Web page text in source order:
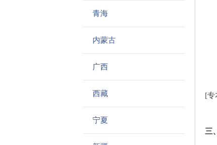
青海
内蒙古
广西
西藏
宁夏
[专
三